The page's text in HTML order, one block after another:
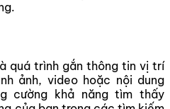
quá trình gắn thông tin vị trí
ảnh, video hoặc nội dung
cường khả năng tìm thấy